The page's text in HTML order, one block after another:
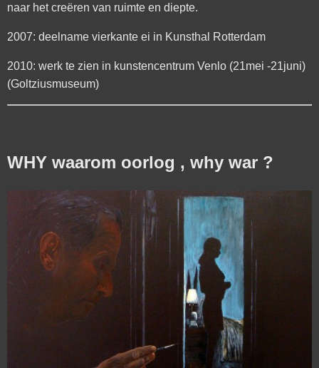
naar het creëren van ruimte en diepte.
2007: deelname vierkante ei in Kunsthal Rotterdam
2010: werk te zien in kunstencentrum Venlo (21mei -21juni)
(Goltziusmuseum)
WHY waarom oorlog , why war ?